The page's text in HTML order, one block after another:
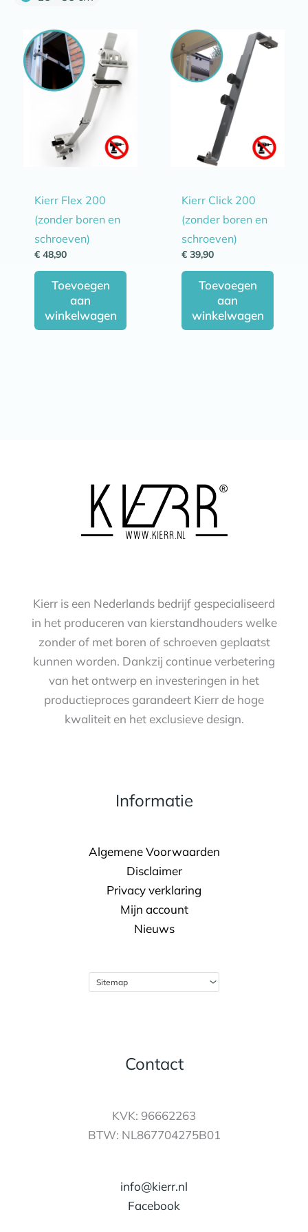
Kierr Flex 200
(zonder boren en
schroeven)
€ 48,90
Toevoegen
aan
winkelwagen
Kierr Click 200
(zonder boren en
schroeven)
€ 39,90
Toevoegen
aan
winkelwagen
Kierr is een Nederlands bedrijf gespecialiseerd
in het produceren van kierstandhouders welke
zonder of met boren of schroeven geplaatst
kunnen worden. Dankzij continue verbetering
van het ontwerp en investeringen in het
productieproces garandeert Kierr de hoge
kwaliteit en het exclusieve design.
Informatie
Algemene Voorwaarden
Disclaimer
Privacy verklaring
Mijn account
Nieuws
Contact
KVK: 96662263
BTW: NL867704275B01
info@kierr.nl
Facebook